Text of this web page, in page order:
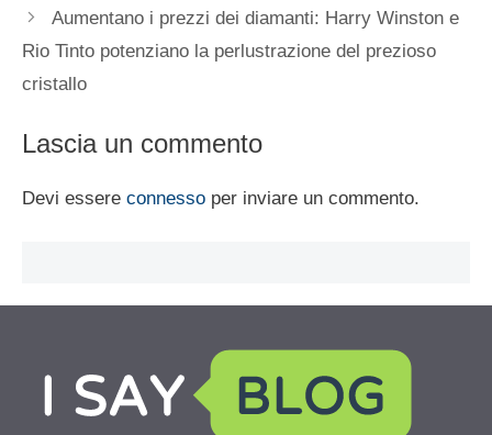
Aumentano i prezzi dei diamanti: Harry Winston e
Rio Tinto potenziano la perlustrazione del prezioso
cristallo
Lascia un commento
Devi essere connesso per inviare un commento.